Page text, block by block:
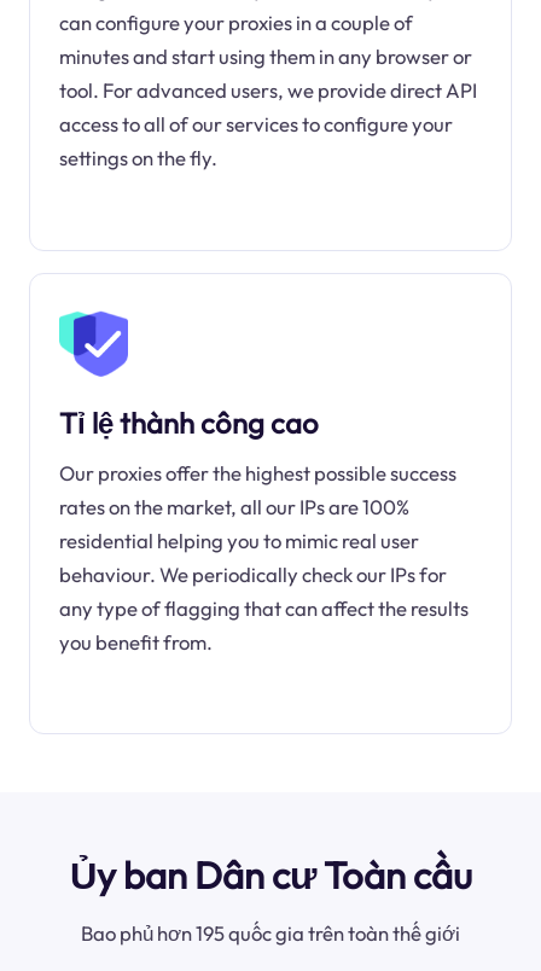
can configure your proxies in a couple of
minutes and start using them in any browser or
tool. For advanced users, we provide direct API
access to all of our services to configure your
settings on the fly.
Tỉ lệ thành công cao
Our proxies offer the highest possible success
rates on the market, all our IPs are 100%
residential helping you to mimic real user
behaviour. We periodically check our IPs for
any type of flagging that can affect the results
you benefit from.
Ủy ban Dân cư Toàn cầu
Bao phủ hơn 195 quốc gia trên toàn thế giới